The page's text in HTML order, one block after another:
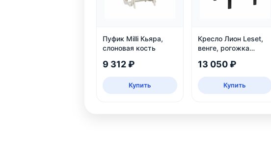
Пуфик Milli Кьяра,
слоновая кость
9 312 ₽
Купить
Кресло Лион Leset,
венге, рогожка
кг
13 050 ₽
Купить